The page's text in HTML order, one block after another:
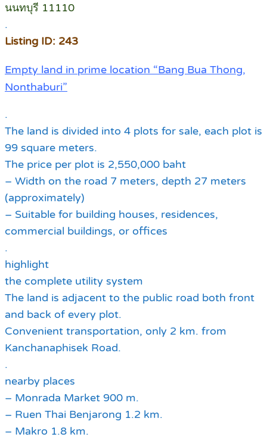
นนทบุรี 11110
.
Listing ID: 243
Empty land in prime location “Bang Bua Thong,
Nonthaburi”
.
The land is divided into 4 plots for sale, each plot is
99 square meters.
The price per plot is 2,550,000 baht
– Width on the road 7 meters, depth 27 meters
(approximately)
– Suitable for building houses, residences,
commercial buildings, or offices
.
highlight
the complete utility system
The land is adjacent to the public road both front
and back of every plot.
Convenient transportation, only 2 km. from
Kanchanaphisek Road.
.
nearby places
– Monrada Market 900 m.
– Ruen Thai Benjarong 1.2 km.
– Makro 1.8 km.